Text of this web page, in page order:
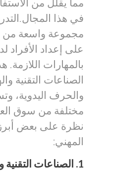
في هذا المجال.
مجموعة واسعة من
على إعداد
بالمهارات اللازمة.
الصناعات التقنية
والحرف اليدوية،
مختلفة من سوق
نظرة على بعض
المهني:
1. الصناعات التقنية